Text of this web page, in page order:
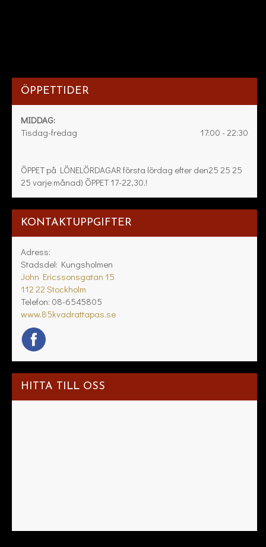
ÖPPETTIDER
MIDDAG:
Tisdag-fredag
17:00 - 22:30
ÖPPET på LÖNELÖRDAGAR första lördag efter den25 25 25
25 varje månad) ÖPPET 17-22,30.!
KONTAKTUPPGIFTER
Adress:
Stadsdel: Kungsholmen
John Ericssonsgatan 15
112 22 Stockholm
Telefon: 08-6545805
www.85kvadrattapas.se
HITTA TILL OSS